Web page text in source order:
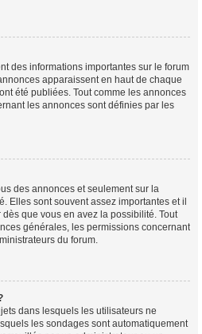
des informations importantes sur le forum
apparaissent en haut de chaque
été publiées. Tout comme les annonces
les annonces sont définies par les
des annonces et seulement sur la
Elles sont souvent assez importantes et il
que vous en avez la possibilité. Tout
générales, les permissions concernant
du forum.
dans lesquels les utilisateurs ne
les sondages sont automatiquement